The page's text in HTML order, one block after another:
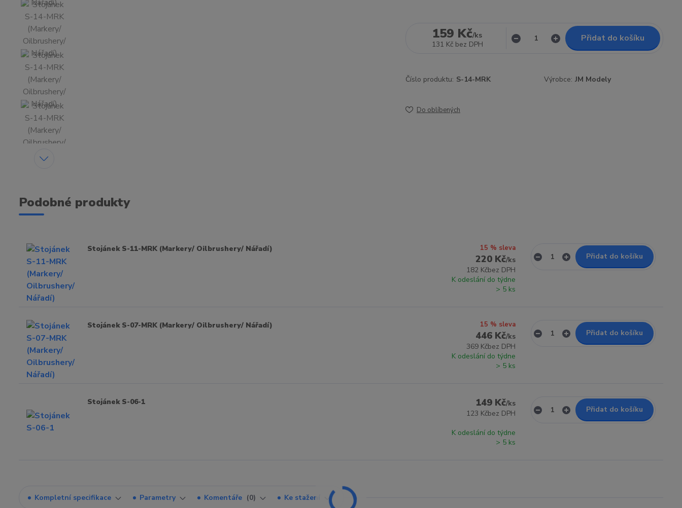
159 Kč/ks
131 Kč bez DPH
Přidat do košíku
Číslo produktu: S-14-MRK Výrobce: JM Modely
Do oblíbených
Podobné produkty
Stojánek S-11-MRK (Markery/ Oilbrushery/ Nářadí) 15 % sleva
220 Kč/ks
182 Kčbez DPH
K odeslání do týdne
> 5 ks
Přidat do košíku
Stojánek S-07-MRK (Markery/ Oilbrushery/ Nářadí) 15 % sleva
446 Kč/ks
369 Kčbez DPH
K odeslání do týdne
> 5 ks
Přidat do košíku
Stojánek S-06-1 149 Kč/ks
123 Kčbez DPH
K odeslání do týdne
> 5 ks
Přidat do košíku
Kompletní specifikace Parametry Komentáře 0 Ke stažení